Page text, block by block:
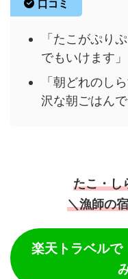
口コミ
「たこがぷり
でもいけます」
「朝どれのし
沢な朝ごはんで
たこ・し
＼漁師の
楽天トラベルで